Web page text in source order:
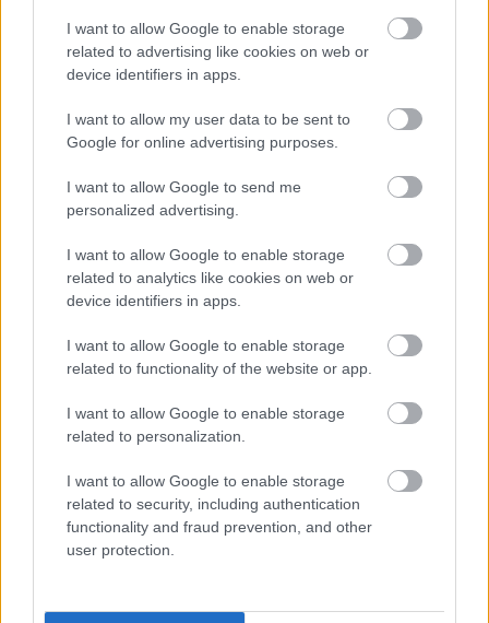
I want to allow Google to enable storage
related to advertising like cookies on web or
device identifiers in apps.
I want to allow my user data to be sent to
Google for online advertising purposes.
I want to allow Google to send me
personalized advertising.
I want to allow Google to enable storage
related to analytics like cookies on web or
device identifiers in apps.
I want to allow Google to enable storage
related to functionality of the website or app.
I want to allow Google to enable storage
related to personalization.
I want to allow Google to enable storage
related to security, including authentication
functionality and fraud prevention, and other
user protection.
σου πρέπει να συνδεθείς
Εγγραφή
Πρόσφατα
stedelik
02/06/2026 - 12:16
Και την οδήγησε στην κατάκτηση της κούπας
Απάντησε
0 Likes 0 Απαντήσεις